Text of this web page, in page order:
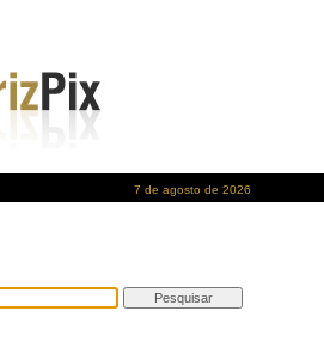
7 de agosto de 2026